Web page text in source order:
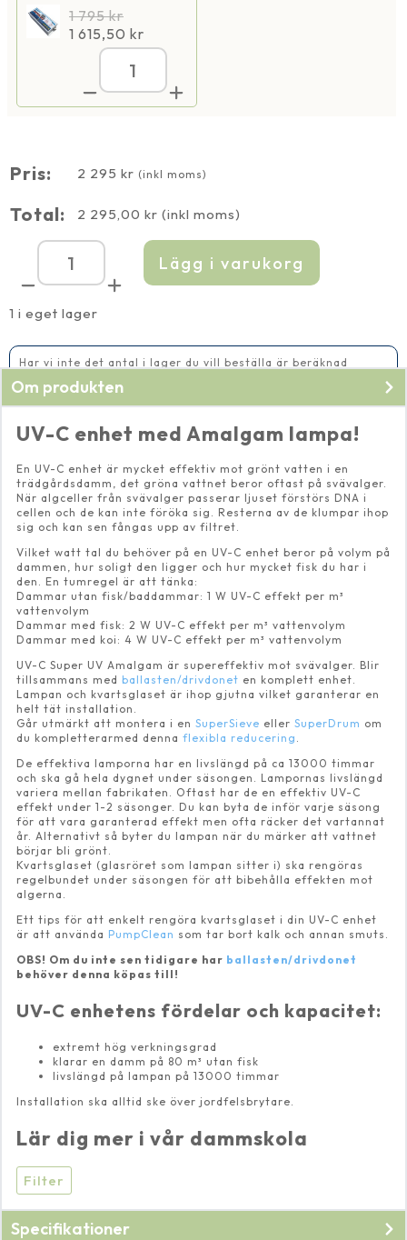
1 i eget lager
1 795kr
1 615,50 kr
UV-
C
Super
inkl
kvartsglas
Pris: 2 295 kr (inkl moms)
Total: 2 295,00 kr (inkl moms)
UV-
C
105
W
Amalgamlampa
inkl
kvartsglas
mängd
Lägg i varukorg
Har vi inte det antal i lager du vill beställa är beräknad
Om produkten
UV-C enhet med Amalgam lampa!
En UV-C enhet är mycket effektiv mot grönt vatten i en
trädgårdsdamm, det gröna vattnet beror oftast på svävalger.
När algceller från svävalger passerar ljuset förstörs DNA i
cellen och de kan inte föröka sig. Resterna av de klumpar ihop
sig och kan sen fångas upp av filtret.
Vilket watt tal du behöver på en UV-C enhet beror på volym på
dammen, hur soligt den ligger och hur mycket fisk du har i
den. En tumregel är att tänka:
Dammar utan fisk/baddammar: 1 W UV-C effekt per m³
vattenvolym
Dammar med fisk: 2 W UV-C effekt per m³ vattenvolym
Dammar med koi: 4 W UV-C effekt per m³ vattenvolym
UV-C Super UV Amalgam är supereffektiv mot svävalger. Blir
tillsammans med ballasten/drivdonet en komplett enhet.
Lampan och kvartsglaset är ihop gjutna vilket garanterar en
helt tät installation.
Går utmärkt att montera i en SuperSieve eller SuperDrum om
du kompletterarmed denna flexibla reducering .
De effektiva lamporna har en livslängd på ca 13000 timmar
och ska gå hela dygnet under säsongen. Lampornas livslängd
variera mellan fabrikaten. Oftast har de en effektiv UV-C
effekt under 1-2 säsonger. Du kan byta de inför varje säsong
för att vara garanterad effekt men ofta räcker det vartannat
år. Alternativt så byter du lampan när du märker att vattnet
börjar bli grönt.
Kvartsglaset (glasröret som lampan sitter i) ska rengöras
regelbundet under säsongen för att bibehålla effekten mot
algerna.
Ett tips för att enkelt rengöra kvartsglaset i din UV-C enhet
är att använda PumpClean som tar bort kalk och annan smuts.
OBS! Om du inte sen tidigare har ballasten/drivdonet
behöver denna köpas till!
UV-C enhetens fördelar och kapacitet:
extremt hög verkningsgrad
klarar en damm på 80 m³ utan fisk
livslängd på lampan på 13000 timmar
Installation ska alltid ske över jordfelsbrytare.
Lär dig mer i vår dammskola
Filter
Specifikationer